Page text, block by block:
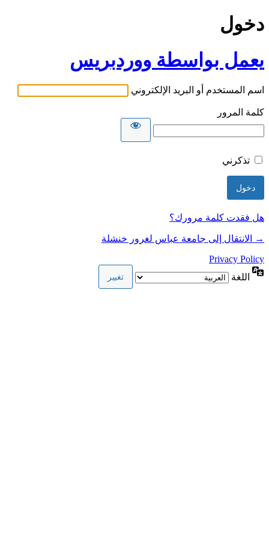
دخول
يعمل بواسطة ووردبريس
اسم المستخدم أو البريد الإلكتروني
كلمة المرور
تذكرني
هل فقدت كلمة مرورك؟
→ الانتقال إلى جامعة عباس لغرور خنشلة
Privacy Policy
اللغة